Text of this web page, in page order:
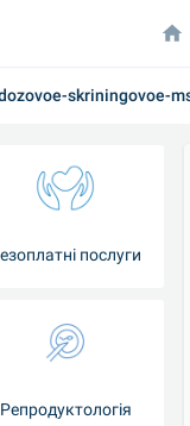
skriningovoe-
послуги
Репродуктологія